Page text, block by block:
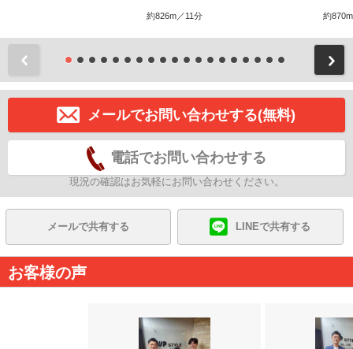
約826m／11分 約
メールでお問い合わせする(無料)
電話でお問い合わせする
現況の確認はお気軽にお問い合わせください。
メールで共有する LINEで共有する
お客様の声